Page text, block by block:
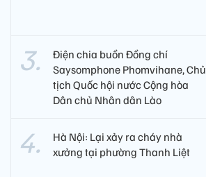
Điện chia buồn Đồng chí
Saysomphone Phomvihane, Chủ
tịch Quốc hội nước Cộng hòa
Dân chủ Nhân dân Lào
Hà Nội: Lại xảy ra cháy nhà
xưởng tại phường Thanh Liệt